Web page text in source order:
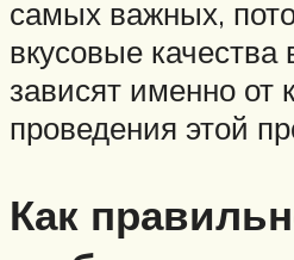
самых важных,
вкусовые качества
зависят именно от
проведения этой
Как